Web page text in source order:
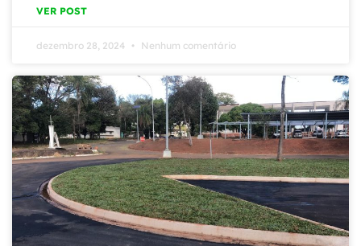
VER POST
dezembro 28, 2024 Nenhum comentário